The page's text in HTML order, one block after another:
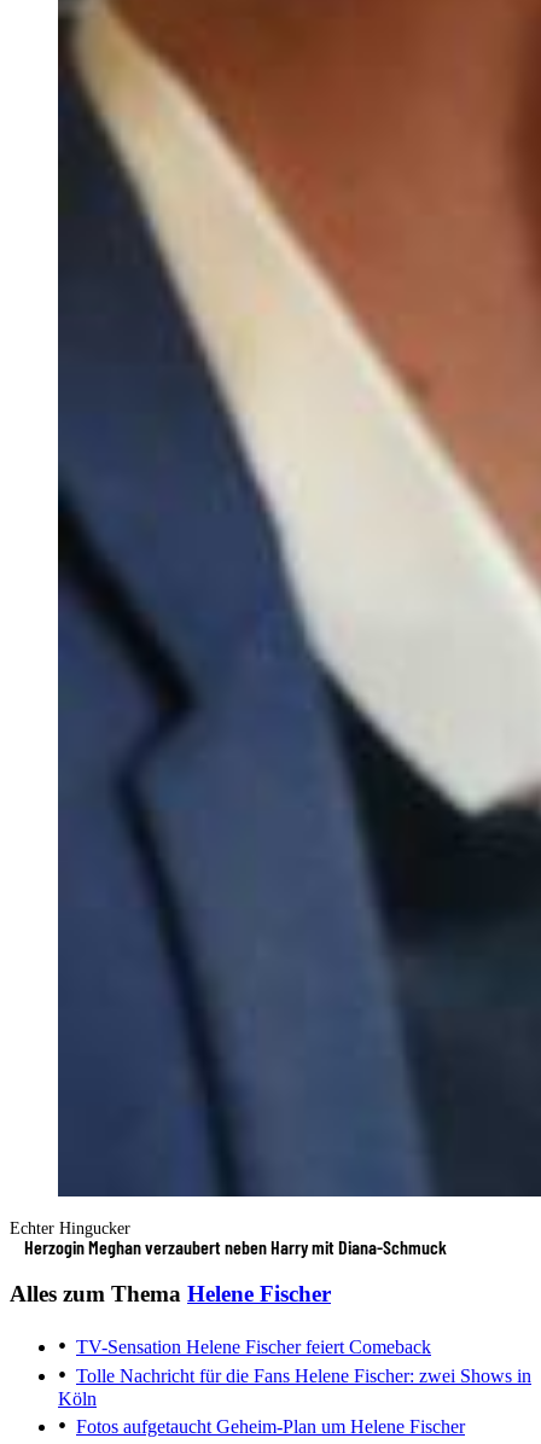
Echter Hingucker
Herzogin Meghan verzaubert neben Harry mit Diana-Schmuck
Alles zum Thema Helene Fischer
TV-Sensation Helene Fischer feiert Comeback
Tolle Nachricht für die Fans Helene Fischer: zwei Shows in
Köln
Fotos aufgetaucht Geheim-Plan um Helene Fischer